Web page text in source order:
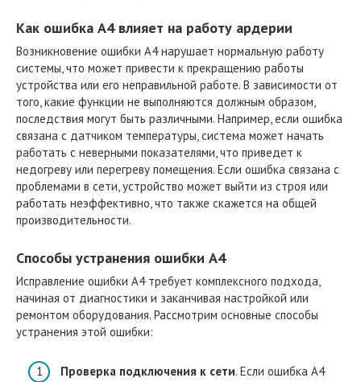
Как ошибка A4 влияет на работу ардерии
Возникновение ошибки A4 нарушает нормальную работу
системы, что может привести к прекращению работы
устройства или его неправильной работе. В зависимости от
того, какие функции не выполняются должным образом,
последствия могут быть различными. Например, если ошибка
связана с датчиком температуры, система может начать
работать с неверными показателями, что приведет к
недогреву или перегреву помещения. Если ошибка связана с
проблемами в сети, устройство может выйти из строя или
работать неэффективно, что также скажется на общей
производительности.
Способы устранения ошибки A4
Исправление ошибки A4 требует комплексного подхода,
начиная от диагностики и заканчивая настройкой или
ремонтом оборудования. Рассмотрим основные способы
устранения этой ошибки:
Проверка подключения к сети. Если ошибка A4